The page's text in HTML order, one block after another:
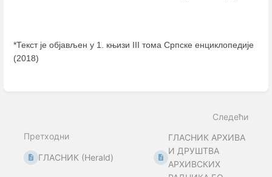
*Текст је објављен у 1. књизи III тома Српске енциклопедије
(2018)
section
Претходни
ГЛАСНИК (Herald)
Следећи
ГЛАСНИК АРХИВА
И ДРУШТВА
АРХИВСКИХ